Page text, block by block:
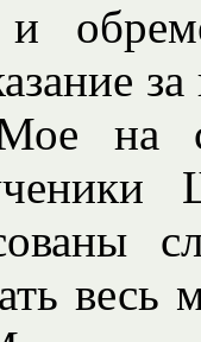
и
на
весь